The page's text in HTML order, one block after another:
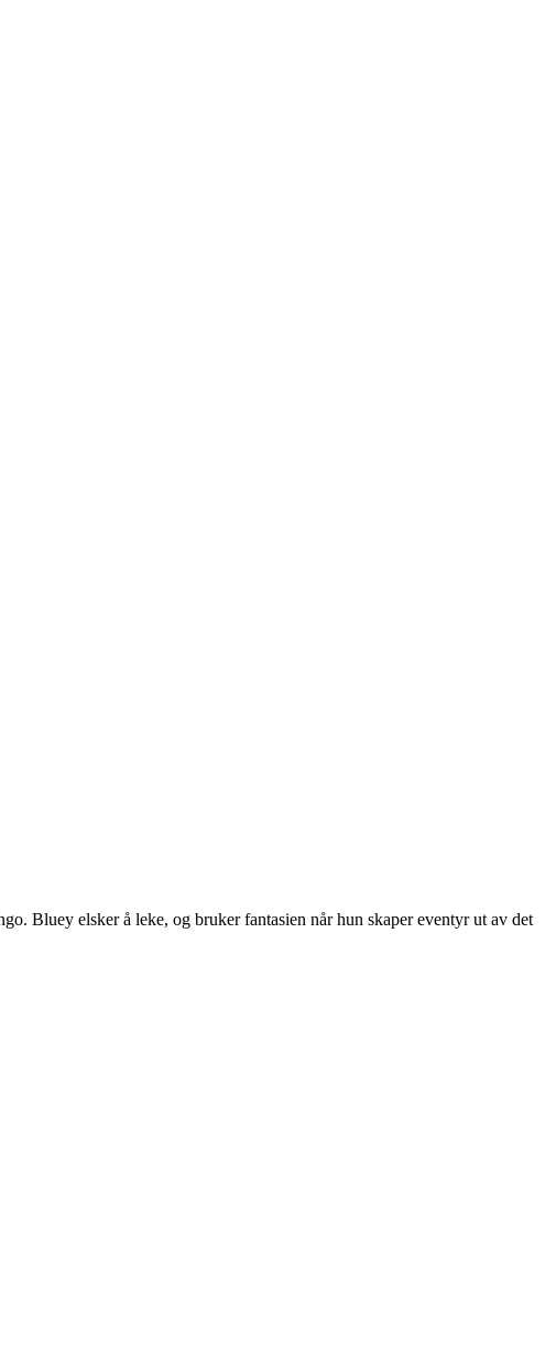
Bluey elsker å leke, og bruker fantasien når hun skaper eventyr ut av det